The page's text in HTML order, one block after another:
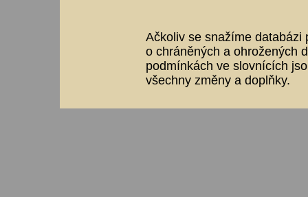
Ačkoliv se snažíme databázi
o chráněných a ohrožených
podmínkách ve slovnících
všechny změny a doplňky.